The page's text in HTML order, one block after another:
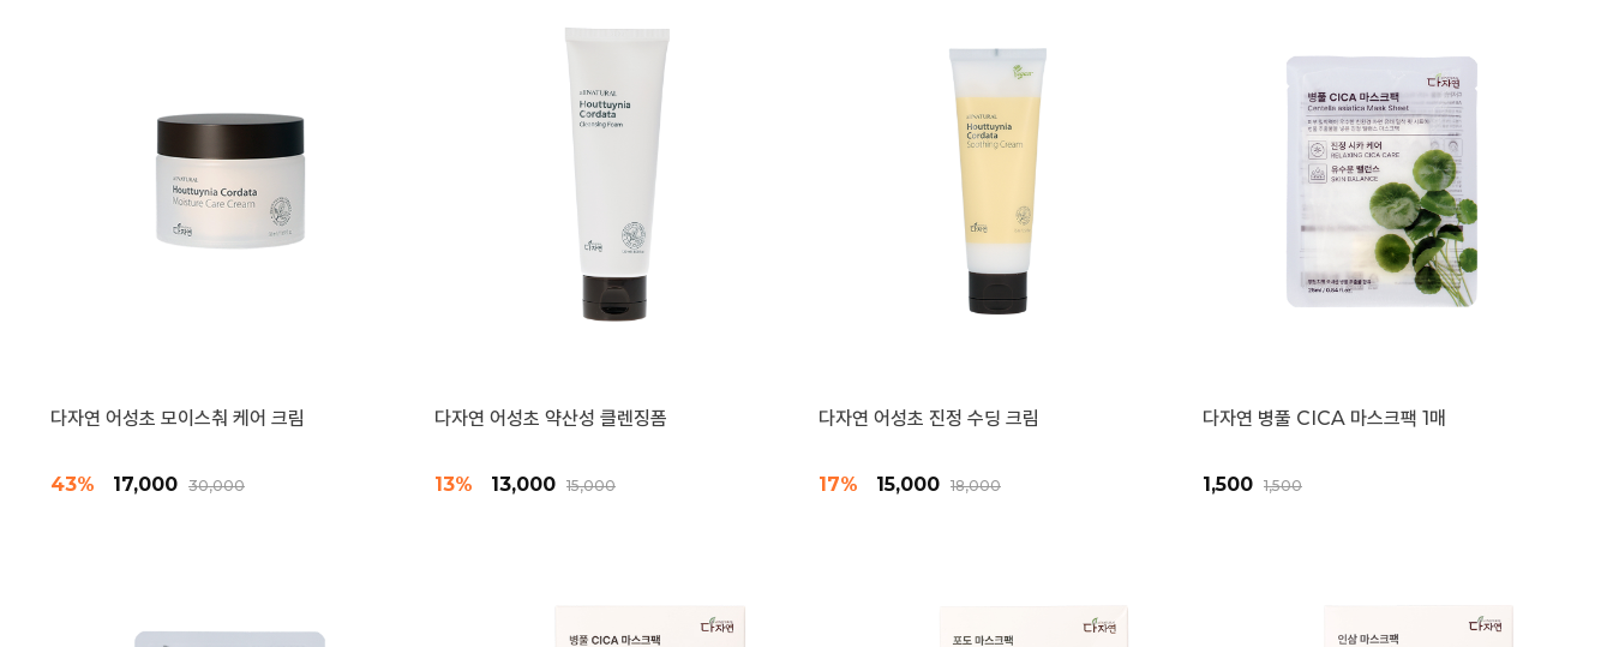
다자연 어성초 모이스춰 케어 크림
43% 17,000 30,000
다자연 어성초 약산성 클렌징폼
13% 13,000 15,000
다자연 어성초 진정 수딩 크림
17% 15,000 18,000
다자연 병풀 CICA 마스크팩 1매
1,500 1,500